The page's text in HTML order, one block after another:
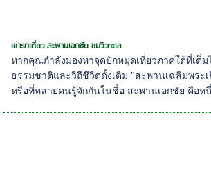
เช่ารถเที่ยว สะพานเอกชัย ชมวิวทะเล
หากคุณกำลังมองหาจุดปักหมุดเที่ยวภาคใต้ที่เต็ม
ธรรมชาติและวิถีชีวิตดั้งเดิม "สะพานเฉลิมพระเ
หรือที่หลายคนรู้จักกันในชื่อ สะพานเอกชัย คือห